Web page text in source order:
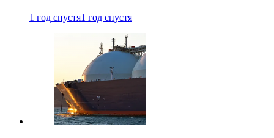
1 год спустя1 год спустя